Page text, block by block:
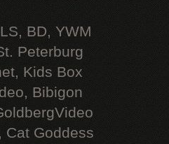
BD, YWM
Peterburg
Kids Box
Bibigon
Cat Goddess